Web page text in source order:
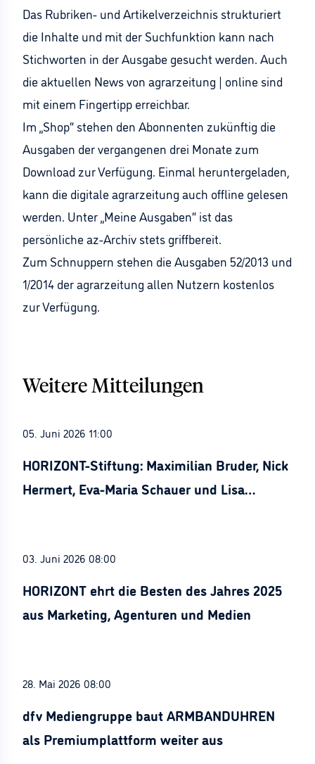
Das Rubriken- und Artikelverzeichnis strukturiert
die Inhalte und mit der Suchfunktion kann nach
Stichworten in der Ausgabe gesucht werden. Auch
die aktuellen News von agrarzeitung | online sind
mit einem Fingertipp erreichbar.
Im „Shop“ stehen den Abonnenten zukünftig die
Ausgaben der vergangenen drei Monate zum
Download zur Verfügung. Einmal heruntergeladen,
kann die digitale agrarzeitung auch offline gelesen
werden. Unter „Meine Ausgaben“ ist das
persönliche az-Archiv stets griffbereit.
Zum Schnuppern stehen die Ausgaben 52/2013 und
1/2014 der agrarzeitung allen Nutzern kostenlos
zur Verfügung.
Weitere Mitteilungen
05. Juni 2026 11:00
HORIZONT-Stiftung: Maximilian Bruder, Nick
Hermert, Eva-Maria Schauer und Lisa
03. Juni 2026 08:00
HORIZONT ehrt die Besten des Jahres 2025
aus Marketing, Agenturen und Medien
28. Mai 2026 08:00
dfv Mediengruppe baut ARMBANDUHREN
als Premiumplattform weiter aus